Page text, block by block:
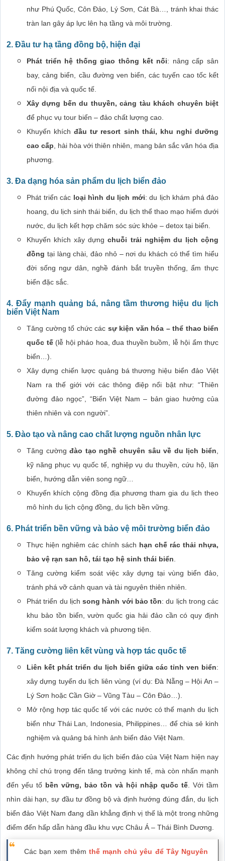
như Phú Quốc, Côn Đảo, Lý Sơn, Cát Bà…, tránh khai thác
tràn lan gây áp lực lên hạ tầng và môi trường.
2. Đầu tư hạ tầng đồng bộ, hiện đại
Phát triển hệ thống giao thông kết nối: nâng cấp sân
bay, cảng biển, cầu đường ven biển, các tuyến cao tốc kết
nối nội địa và quốc tế.
Xây dựng bến du thuyền, cảng tàu khách chuyên biệt
để phục vụ tour biển – đảo chất lượng cao.
Khuyến khíchđầu tư resort sinh thái, khu nghỉ dưỡng
cao cấp, hài hòa với thiên nhiên, mang bản sắc văn hóa địa
phương.
3. Đa dạng hóa sản phẩm du lịch biển đảo
Phát triển các loại hình du lịch mới: du lịch khám phá đảo
hoang, du lịch sinh thái biển, du lịch thể thao mạo hiểm dưới
nước, du lịch kết hợp chăm sóc sức khỏe – detox tại biển.
Khuyến khích xây dựngchuỗi trải nghiệm du lịch cộng
đồng tại làng chài, đảo nhỏ – nơi du khách có thể tìm hiểu
đời sống ngư dân, nghề đánh bắt truyền thống, ẩm thực
biển đặc sắc.
4. Đẩy mạnh quảng bá, nâng tầm thương hiệu du lịch
biển Việt Nam
Tăng cường tổ chức các sự kiện văn hóa – thể thao biển
quốc tế(lễ hội pháo hoa, đua thuyền buồm, lễ hội ẩm thực
biển…).
Xây dựng chiến lược quảng bá thương hiệu biển đảo Việt
Nam ra thế giới với các thông điệp nổi bật như: “Thiên
đường đảo ngọc”, “Biển Việt Nam – bản giao hưởng của
thiên nhiên và con người”.
5. Đào tạo và nâng cao chất lượng nguồn nhân lực
Tăng cườngđào tạo nghề chuyên sâu về du lịch biển,
kỹ năng phục vụ quốc tế, nghiệp vụ du thuyền, cứu hộ, lặn
biển, hướng dẫn viên song ngữ…
Khuyến khích cộng đồng địa phương tham gia du lịch theo
mô hình du lịch cộng đồng, du lịch bền vững.
6. Phát triển bền vững và bảo vệ môi trường biển đảo
Thực hiện nghiêm các chính sách hạn chế rác thải nhựa,
bảo vệ rạn san hô, tái tạo hệ sinh thái biển.
Tăng cường kiểm soát việc xây dựng tại vùng biển đảo,
tránh phá vỡ cảnh quan và tài nguyên thiên nhiên.
Phát triển du lịch song hành với bảo tồn: du lịch trong các
khu bảo tồn biển, vườn quốc gia hải đảo cần có quy định
kiểm soát lượng khách và phương tiện.
7. Tăng cường liên kết vùng và hợp tác quốc tế
Liên kết phát triển du lịch biển giữa các tỉnh ven biển:
xây dựng tuyến du lịch liên vùng (ví dụ: Đà Nẵng – Hội An –
Lý Sơn hoặc Cần Giờ – Vũng Tàu – Côn Đảo…).
Mở rộng hợp tác quốc tế với các nước có thế mạnh du lịch
biển như Thái Lan, Indonesia, Philippines… để chia sẻ kinh
nghiệm và quảng bá hình ảnh biển đảo Việt Nam.
Các định hướng phát triển du lịch biển đảo của Việt Nam hiện nay
không chỉ chú trọng đến tăng trưởng kinh tế, mà còn nhấn mạnh
đến yếu tố bền vững, bảo tồn và hội nhập quốc tế. Với tầm
nhìn dài hạn, sự đầu tư đồng bộ và định hướng đúng đắn, du lịch
biển đảo Việt Nam đang dần khẳng định vị thế là một trong những
điểm đến hấp dẫn hàng đầu khu vực Châu Á – Thái Bình Dương.
Các bạn xem thêm thế mạnh chủ yêu để Tây Nguyên